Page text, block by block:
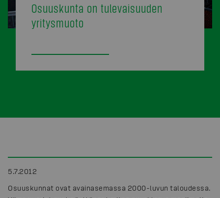
Osuuskunta on tulevaisuuden
yritysmuoto
5.7.2012
Osuuskunnat ovat avainasemassa 2000-luvun taloudessa.